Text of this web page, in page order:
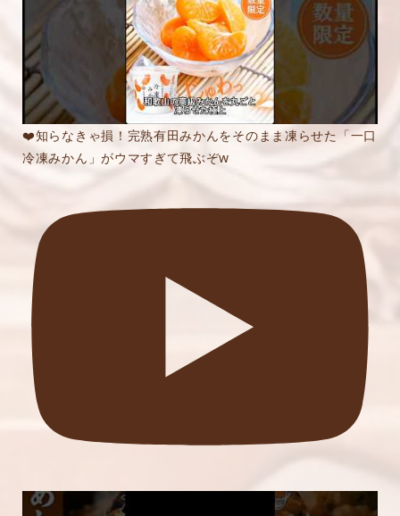
❤️知らなきゃ損！完熟有田みかんをそのまま凍らせた「一口
冷凍みかん」がウマすぎて飛ぶぞw